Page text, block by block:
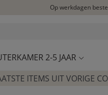
Op werkdagen
Klantbeoordelingen
2-5 JAAR
ITEMS UIT VORIGE